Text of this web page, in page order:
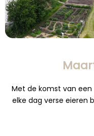
Met de komst van
elke dag verse eieren